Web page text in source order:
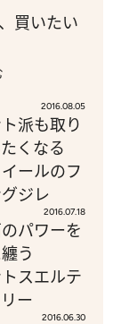
買いたい
2016.08.05
派も取り
くなる
ールのフ
ジレ
2016.07.18
パワーを
う
スエルテ
ー
2016.06.30